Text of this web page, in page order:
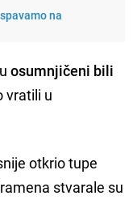
na
osumnjičeni bili
vratili u
otkrio tupe
stvarale su